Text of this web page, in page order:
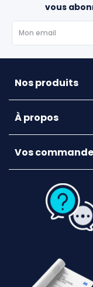
vous
Nos produits
À propos
Vos